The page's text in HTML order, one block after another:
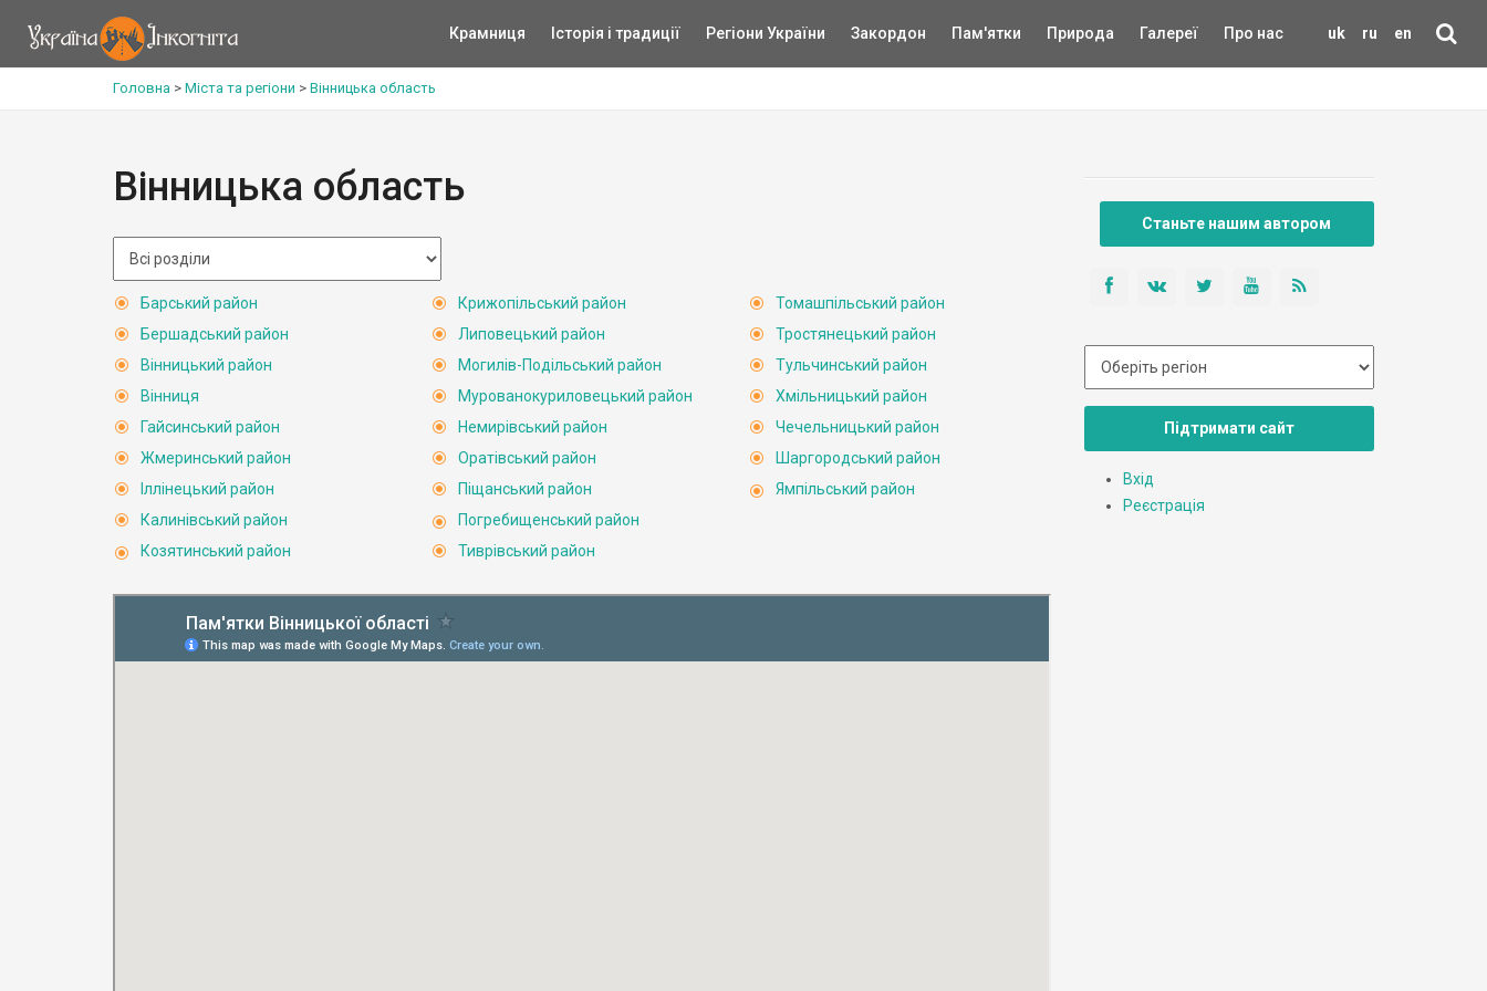
uk ru en
Крамниця Історія і традиції Регіони України Закордон Пам'ятки Природа Галереї Про нас
Головна > Міста та регіони > Вінницька область
Вінницька область
Барський район
Бершадський район
Вінницький район
Вінниця
Гайсинський район
Жмеринський район
Іллінецький район
Калинівський район
Козятинський район
Крижопільський район
Липовецький район
Могилів-Подільський район
Мурованокуриловецький район
Немирівський район
Оратівський район
Піщанський район
Погребищенський район
Тиврівський район
Томашпільський район
Тростянецький район
Тульчинський район
Хмільницький район
Чечельницький район
Шаргородський район
Ямпільський район
Станьте нашим автором
Підтримати сайт
Вхід
Реєстрація